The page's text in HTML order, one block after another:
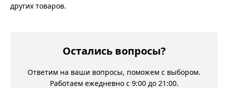
других товаров.
Остались вопросы?
Ответим на ваши вопросы, поможем с выбором.
Работаем ежедневно с 9:00 до 21:00.